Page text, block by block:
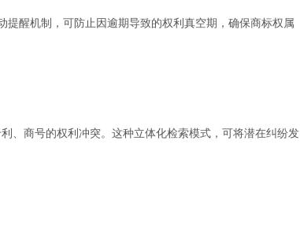
醒机制，可防止因逾期导致的权利真空期，确保商标权属
、商号的权利冲突。这种立体化检索模式，可将潜在纠纷发